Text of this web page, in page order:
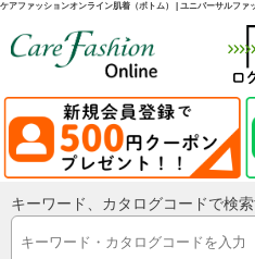
ケアファッションオンライン肌着（ボトム） | ユニバーサルフ
キーワード、カタログコードで検